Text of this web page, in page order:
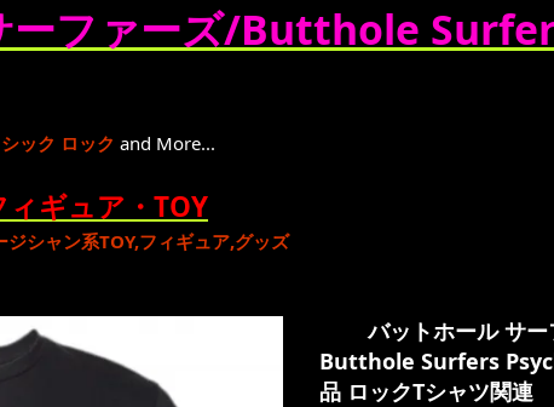
ーファーズ/Butthole
ック ロック and More...
ギュア・TOY
ジシャン系TOY,フィギュア,グッズ
バットホール サ
Butthole Surfers
品 ロックTシャツ関連